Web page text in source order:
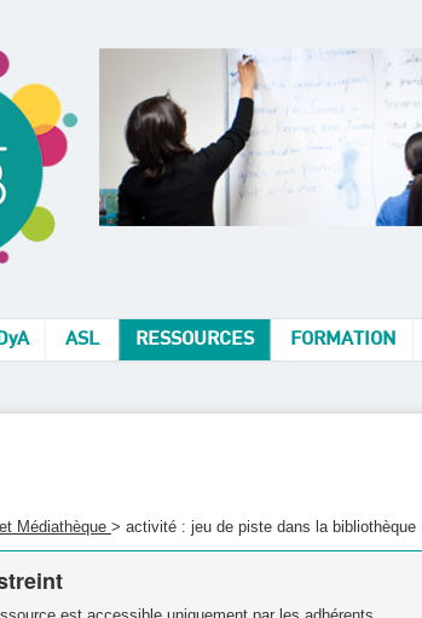
ASL RESSOURCES FORMATION
Médiathèque > activité : jeu de piste dans la bibliothèque